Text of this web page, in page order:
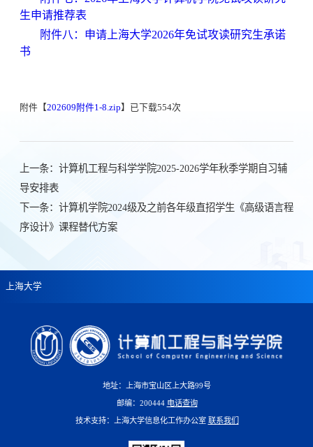
生申请推荐表
附件八：申请上海大学2026年免试攻读研究生承诺
书
附件【202609附件1-8.zip】已下载554次
上一条： 计算机工程与科学学院2025-2026学年秋季学期自习辅
导安排表
下一条： 计算机学院2024级及之前各年级直招学生《高级语言程
序设计》课程替代方案
上海大学
地址：上海市宝山区上大路99号
邮编：200444 电话查询
技术支持：上海大学信息化工作办公室 联系我们